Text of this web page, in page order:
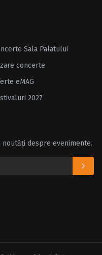
Sala Palatului
concerte
eMAG
2027
despre evenimente.